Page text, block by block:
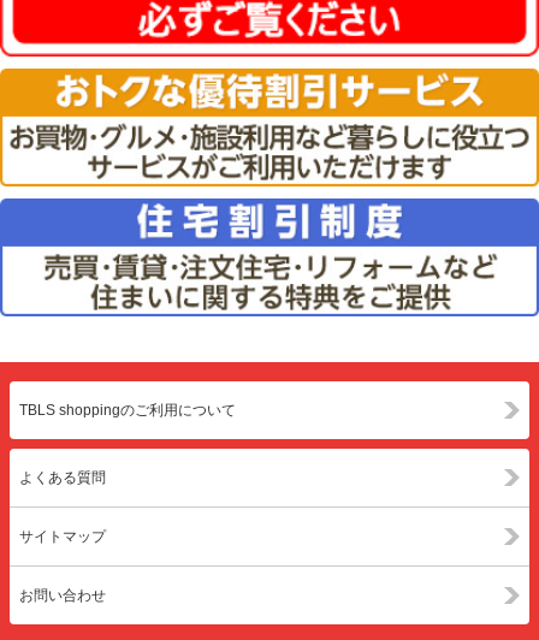
TBLS shoppingのご利用について
よくある質問
サイトマップ
お問い合わせ